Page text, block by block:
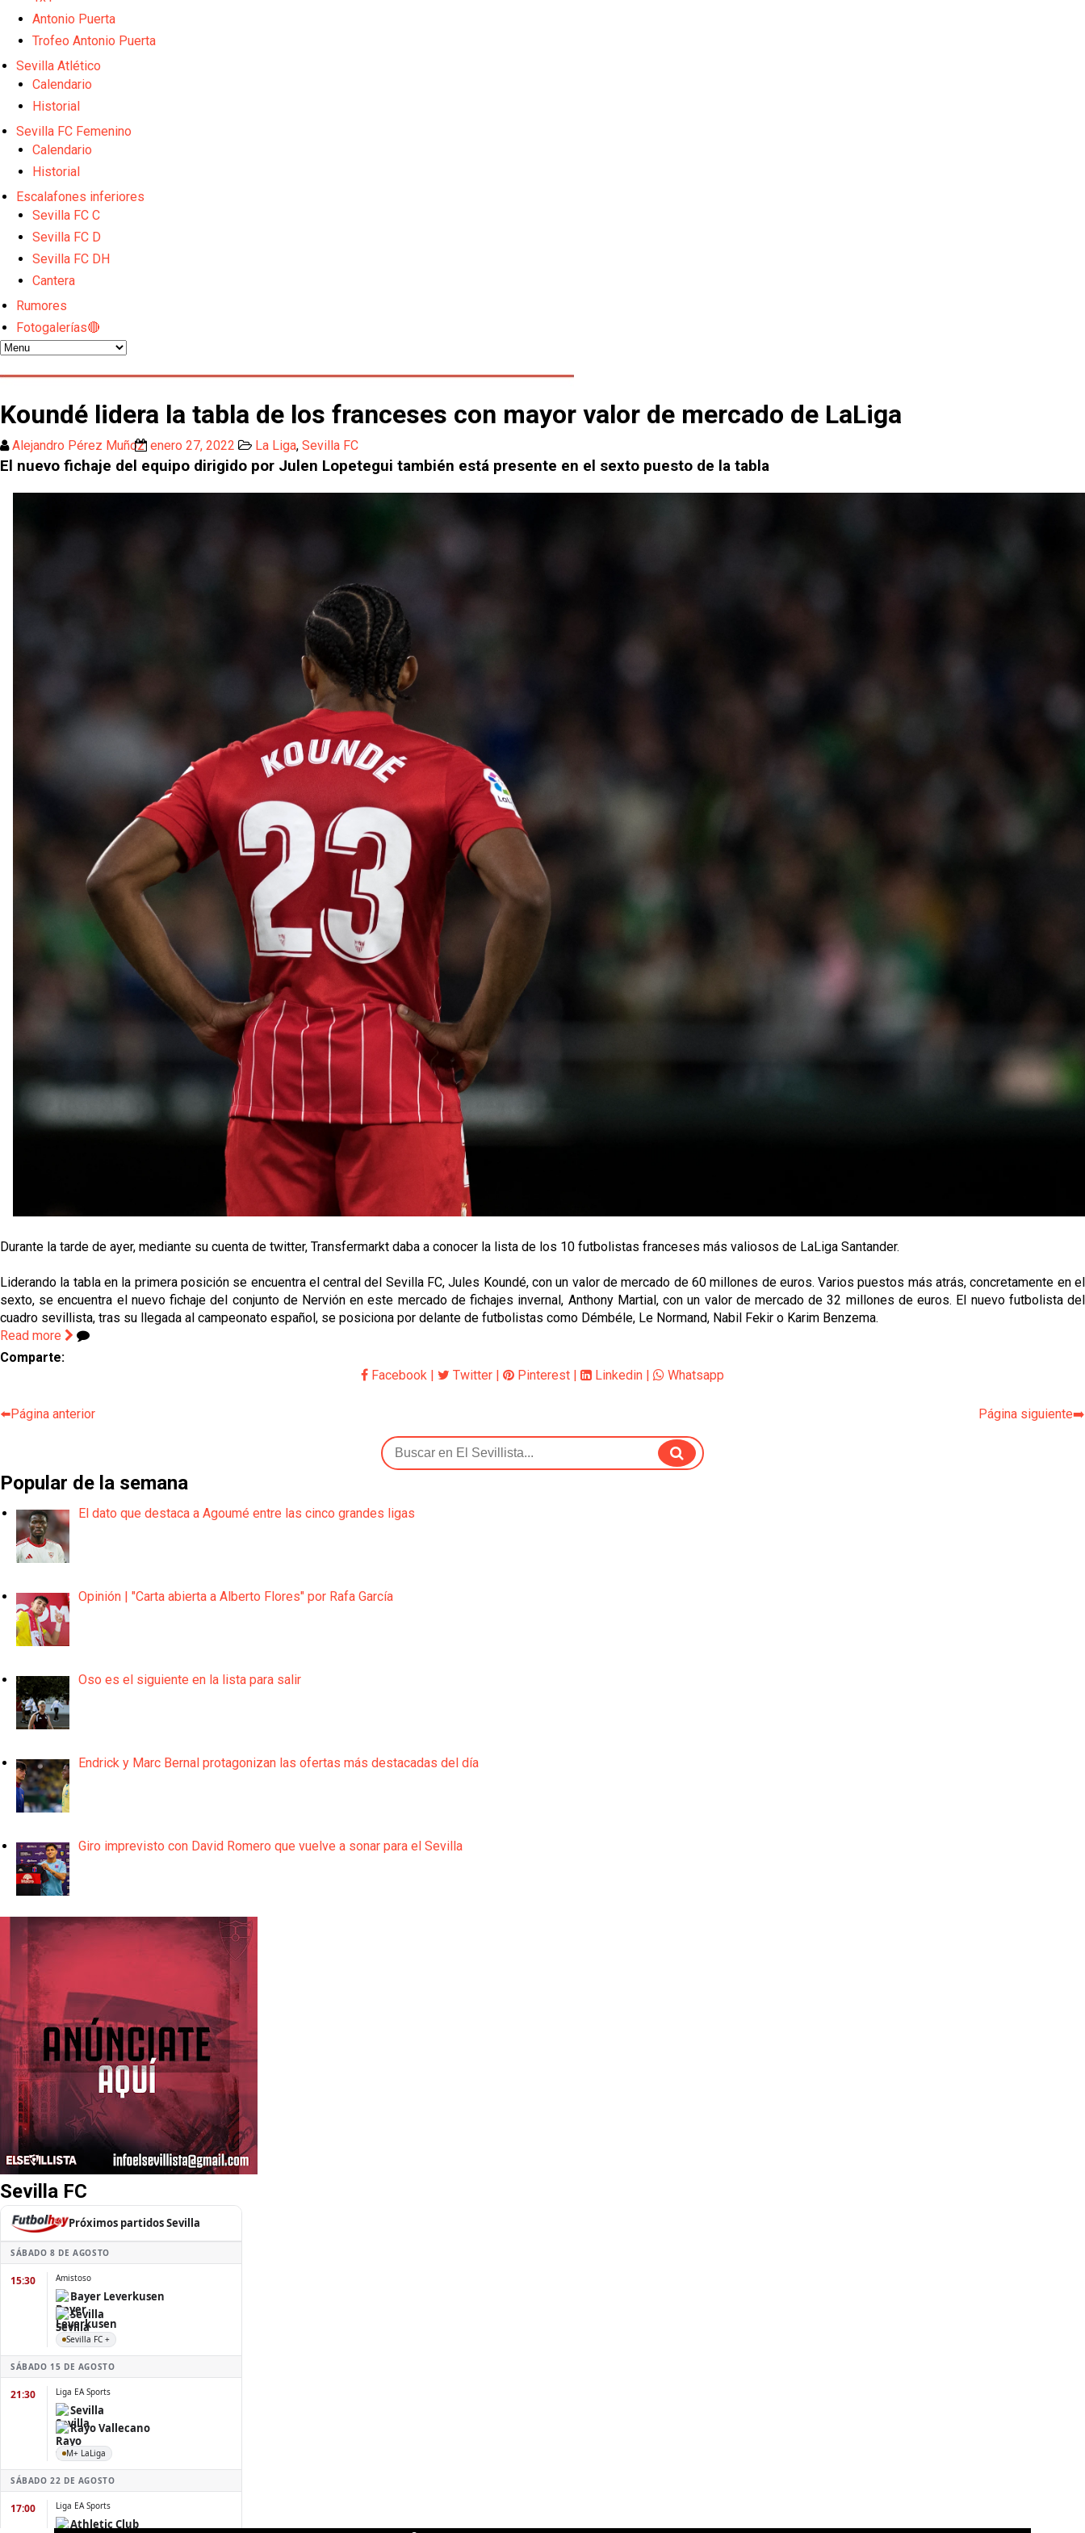
El dato que destaca a Agoumé entre las cinco grandes ligas
Juanlu de vuelta a Sevilla para cerrar su fichaje a la Premier
El Sevilla continúa con despidos y rechaza una oferta de 420 millones por el club
Antonio Puerta
Trofeo Antonio Puerta
Sevilla Atlético
Calendario
Historial
Sevilla FC Femenino
Calendario
Historial
Escalafones inferiores
Sevilla FC C
Sevilla FC D
Sevilla FC DH
Cantera
Rumores
Fotogalerías🔴
Koundé lidera la tabla de los franceses con mayor valor de mercado de LaLiga
Alejandro Pérez Muñoz enero 27, 2022 La Liga, Sevilla FC
El nuevo fichaje del equipo dirigido por Julen Lopetegui también está presente en el sexto puesto de la tabla
Durante la tarde de ayer, mediante su cuenta de twitter, Transfermarkt daba a conocer la lista de los 10 futbolistas franceses más valiosos de LaLiga Santander.
Liderando la tabla en la primera posición se encuentra el central del Sevilla FC, Jules Koundé, con un valor de mercado de 60 millones de euros. Varios puestos más atrás, concretamente en el
sexto, se encuentra el nuevo fichaje del conjunto de Nervión en este mercado de fichajes invernal, Anthony Martial, con un valor de mercado de 32 millones de euros. El nuevo futbolista del
cuadro sevillista, tras su llegada al campeonato español, se posiciona por delante de futbolistas como Démbéle, Le Normand, Nabil Fekir o Karim Benzema.
Read more
Comparte:
Facebook | Twitter | Pinterest | Linkedin | Whatsapp
⬅️Página anterior Página siguiente➡️
Popular de la semana
El dato que destaca a Agoumé entre las cinco grandes ligas
Opinión | "Carta abierta a Alberto Flores" por Rafa García
Oso es el siguiente en la lista para salir
Endrick y Marc Bernal protagonizan las ofertas más destacadas del día
Giro imprevisto con David Romero que vuelve a sonar para el Sevilla
Sevilla FC